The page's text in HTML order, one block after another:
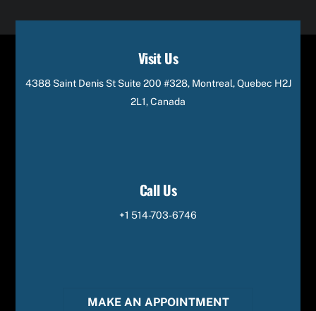
Visit Us
4388 Saint Denis St Suite 200 #328, Montreal, Quebec H2J
2L1, Canada
Call Us
+1 514-703-6746
MAKE AN APPOINTMENT